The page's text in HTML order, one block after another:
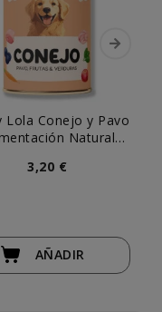
Lola Conejo y Pavo
Natural
3,20 €
AÑADIR